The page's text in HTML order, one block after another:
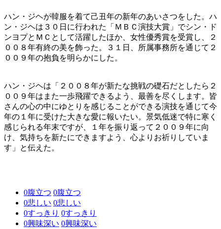
ハン・ジヘが韓服を着て己丑年の新年のあいさつをした。ハ
ン・ジヘは３０日に行われた「ＭＢＣ演技大賞」でシン・ド
ンヨプとＭＣとして活躍したほか、女性優秀賞を受賞し、２
００８年有終の美を飾った。３１日、所属事務所を通じて２
００９年の抱負を明らかにした。
ハン・ジヘは「２００８年が新たな挑戦の礎石だとしたら２
００９年はまた一歩飛躍できるよう、最善を尽くします。皆
さんの心の中にゆとりを感じることができる演技を通じて今
年の１年に受けた大きな愛に報いたい。景気低迷で特に寒く
感じられる年末ですが、１年を振り返って２００９年に向
け、気持ちを新たにできますよう、心よりお祈りしていま
す」と伝えた。
0腹立つ 0腹立つ
0悲しい 0悲しい
0すっきり 0すっきり
0興味深い 0興味深い